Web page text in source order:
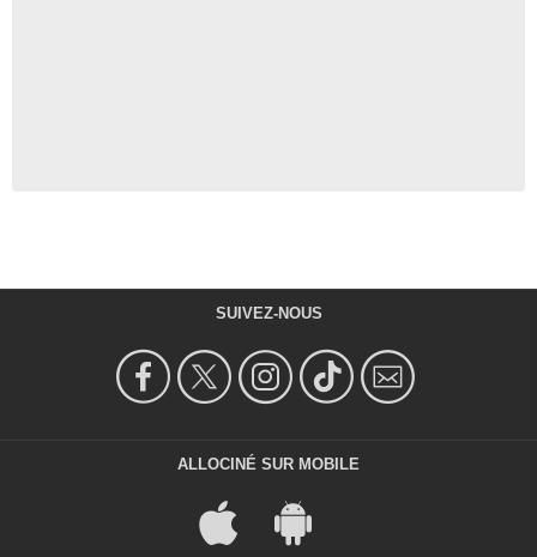
SUIVEZ-NOUS
ALLOCINÉ SUR MOBILE